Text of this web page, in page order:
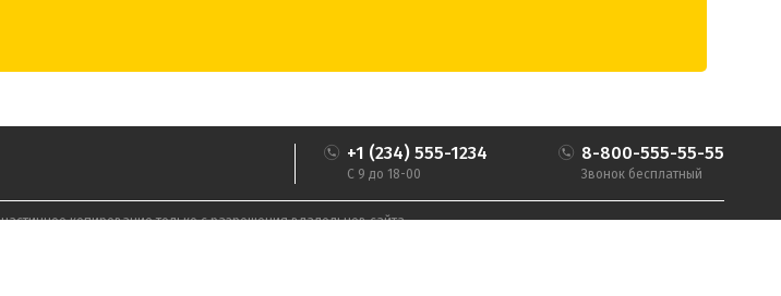
+1 (234) 555-1234
С 9 до 18-00
8-800-555-55-55
Звонок бесплатный
копирование только с разрешения владельцев сайта.